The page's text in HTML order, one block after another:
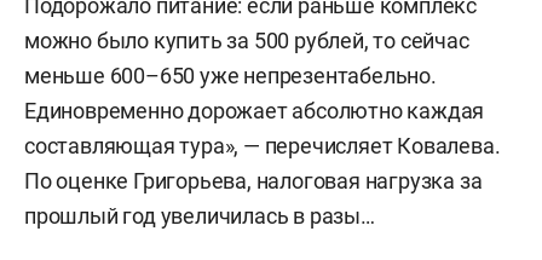
можно было купить за 500 рублей, то сейчас
меньше 600–650 уже непрезентабельно.
Единовременно дорожает абсолютно каждая
составляющая тура», — перечисляет Ковалева.
По оценке Григорьева, налоговая нагрузка за
прошлый год увеличилась в разы…